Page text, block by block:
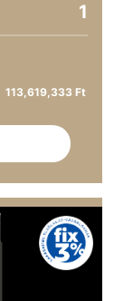
1
113,619,333 Ft